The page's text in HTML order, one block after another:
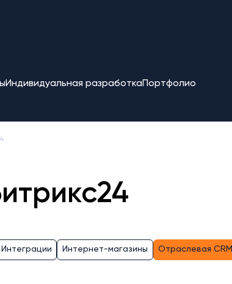
Индивидуальная разработкаПортфолио
Интеграции Интернет-магазины Отраслевая CRM